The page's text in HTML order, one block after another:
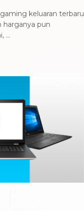
keluaran terbaru
harganya pun
...